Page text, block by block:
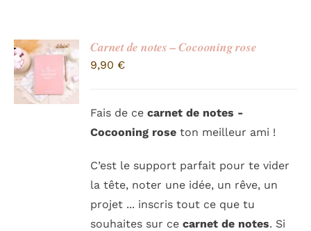
Carnet de notes – Cocooning rose
9,90 €
Fais de cecarnet de notes -
Cocooning rose ton meilleur ami !
C’est le support parfait pour te vider
la tête, noter une idée, un rêve, un
projet ... inscris tout ce que tu
souhaites sur cecarnet de notes. Si